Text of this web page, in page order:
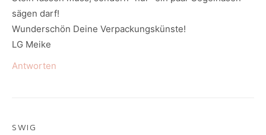
sägen darf!
Wunderschön Deine Verpackungskünste!
LG Meike
Antworten
SWIG